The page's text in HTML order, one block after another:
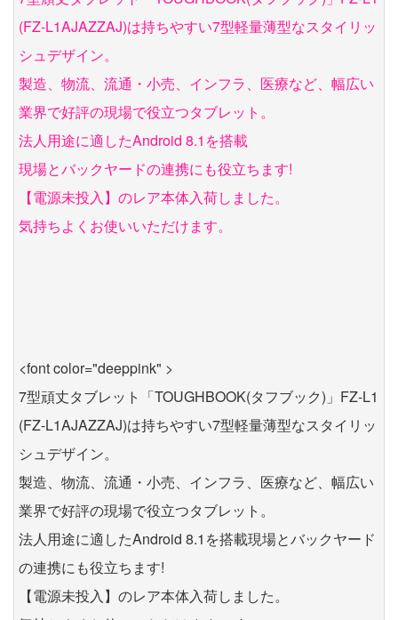
(FZ-L1AJAZZAJ)は持ちやすい7型軽量薄型なスタイリッ
シュデザイン。
製造、物流、流通・小売、インフラ、医療など、幅広い
業界で好評の現場で役立つタブレット。
法人用途に適したAndroid 8.1を搭載
現場とバックヤードの連携にも役立ちます!
【電源未投入】のレア本体入荷しました。
気持ちよくお使いいただけます。
<font color="deeppink" >
7型頑丈タブレット「TOUGHBOOK(タフブック)」FZ-L1
(FZ-L1AJAZZAJ)は持ちやすい7型軽量薄型なスタイリッ
シュデザイン。
製造、物流、流通・小売、インフラ、医療など、幅広い
業界で好評の現場で役立つタブレット。
法人用途に適したAndroid 8.1を搭載現場とバックヤード
の連携にも役立ちます!
【電源未投入】のレア本体入荷しました。